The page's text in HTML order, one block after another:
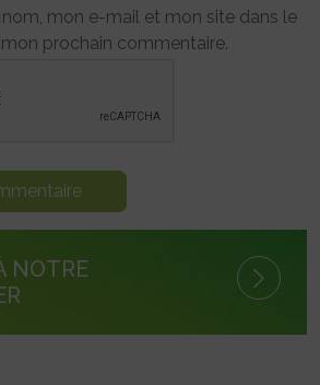
mon e-mail et mon site dans le
prochain commentaire.
NOTRE